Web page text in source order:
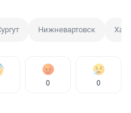
Нижневартовск
0 0